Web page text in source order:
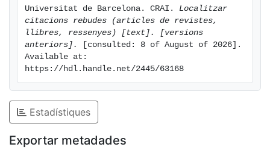
Universitat de Barcelona. CRAI. Localitzar
citacions rebudes (articles de revistes,
llibres, ressenyes) [text]. [versions
anteriors].
[consulted: 8 of August of 2026].
Available at:
https://hdl.handle.net/2445/63168
Estadístiques
Exportar metadades